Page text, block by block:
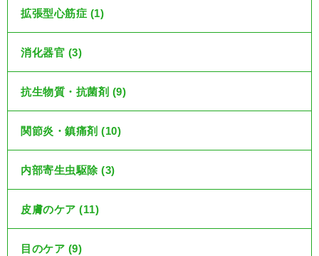
拡張型心筋症 (1)
消化器官 (3)
抗生物質・抗菌剤 (9)
関節炎・鎮痛剤 (10)
内部寄生虫駆除 (3)
皮膚のケア (11)
目のケア (9)